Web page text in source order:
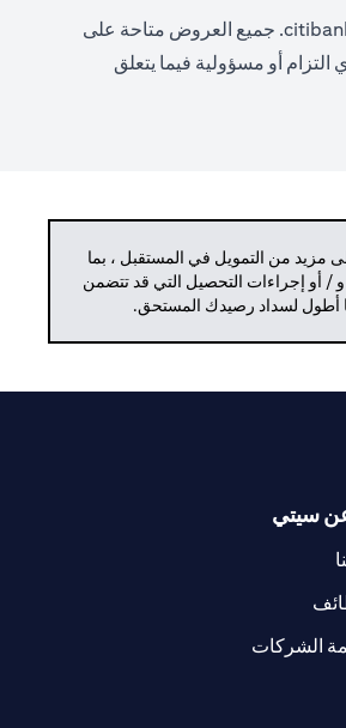
opens in a new tab
جميع العروض متاحة على
أو مسؤولية فيما يتعلق
مزيد من التمويل في المستقبل ، بما
/ أو إجراءات التحصيل التي قد تتضمن
أطول لسداد رصيدك المستحق.
سيتي
opens in a new tab
opens in a new tab
الشركاتopens in a new tab